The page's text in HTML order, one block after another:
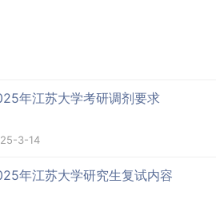
年江苏大学考研调剂要求
3-14
年江苏大学研究生复试内容